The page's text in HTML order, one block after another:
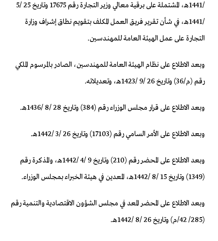
/1441هـ، المشتملة على برقية معالي وزير التجارة رقم 17675 وتاريخ 25 /5
/1441هـ، في شأن تقرير فريق العمل المكلف بتقويم نطاق إشراف وزارة
التجارة على عمل الهيئة العامة للمهنـدسـين.
وبعد الاطلاع على نظام الهيئة العامة للمهندسين، الصادر بالمرسوم الملكي
رقم (م/36) وتاريخ 26 /9 /1423هـ، وتعديلاته.
وبعد الاطلاع على قرار مجلس الوزراء رقم (384) وتاريخ 28 /8 /1436هـ.
وبعد الاطلاع على الأمر السامي رقم (17103) وتاريخ 26 /3 /1442هـ.
وبعد الاطلاع على المحضر رقم (210) وتاريخ 9 /4 /1442هـ، والمذكرة رقم
(1349) وتاريخ 15 /8 /1442هـ، المعدين في هيئة الخبراء بمجلس الوزراء.
وبعد الاطلاع على المحضر المعد في مجلس الشؤون الاقتصادية والتنمية رقم
(285/ 42/م) وتاريخ 26 /8 /1442هـ.